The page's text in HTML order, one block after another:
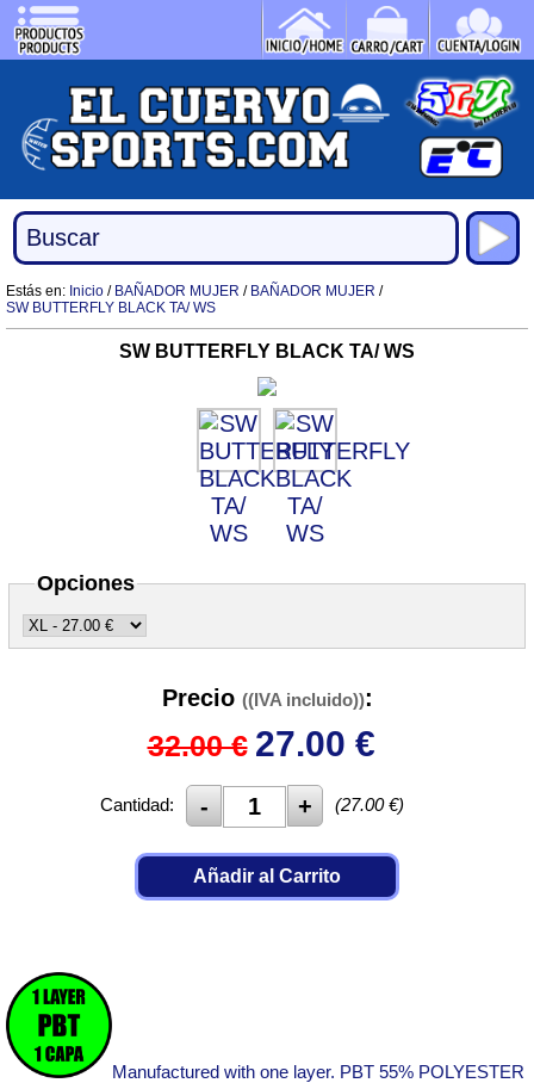
Estás en: Inicio / BAÑADOR MUJER / BAÑADOR MUJER /
SW BUTTERFLY BLACK TA/ WS
SW BUTTERFLY BLACK TA/ WS
Opciones
Precio ((IVA incluido)):
32.00 € 27.00 €
Cantidad: (27.00€)
Añadir al Carrito
Manufactured with one layer. PBT 55% POLYESTER